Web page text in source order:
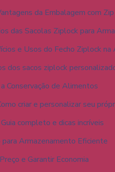
da Embalagem com
das Sacolas Ziplock para
e Usos do Fecho Ziplock na
dos sacos ziplock
Conservação de Alimentos
criar e personalizar seu
completo e dicas incríveis
Armazenamento Eficiente
e Garantir Economia